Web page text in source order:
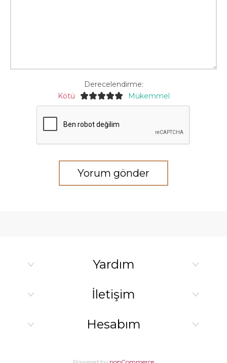
Derecelendirme:
Kötü
Mükemmel
Yorum gönder
Yardım
İletişim
Hesabım